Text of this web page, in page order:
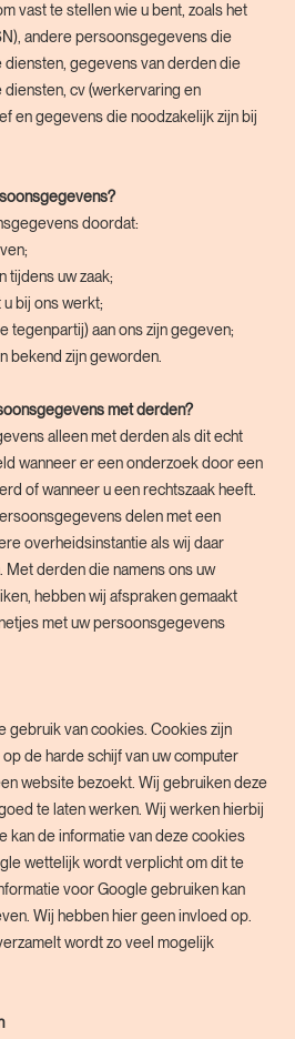
vast te stellen wie u bent, zoals het
andere persoonsgegevens die
diensten, gegevens van derden die
cv (werkervaring en
en gegevens die noodzakelijk zijn bij
doordat:
tijdens uw zaak;
bij ons werkt;
tegenpartij) aan ons zijn gegeven;
bekend zijn geworden.
met derden?
alleen met derden als dit echt
wanneer er een onderzoek door een
of wanneer u een rechtszaak heeft.
delen met een
overheidsinstantie als wij daar
derden die namens ons uw
hebben wij afspraken gemaakt
met uw persoonsgegevens
gebruik van cookies. Cookies zijn
de harde schijf van uw computer
website bezoekt. Wij gebruiken deze
te laten werken. Wij werken hierbij
kan de informatie van deze cookies
wettelijk wordt verplicht om dit te
voor Google gebruiken kan
Wij hebben hier geen invloed op.
wordt zo veel mogelijk